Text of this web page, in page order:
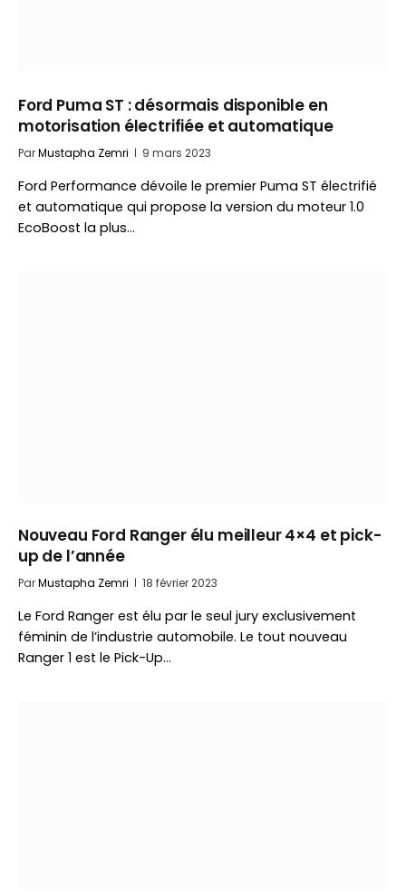
Ford Puma ST : désormais disponible en
motorisation électrifiée et automatique
ParMustapha Zemri 9 mars 2023
Ford Performance dévoile le premier Puma ST électrifié
et automatique qui propose la version du moteur 1.0
EcoBoost la plus…
Nouveau Ford Ranger élu meilleur 4×4 et pick-
up de l’année
ParMustapha Zemri 18 février 2023
Le Ford Ranger est élu par le seul jury exclusivement
féminin de l’industrie automobile. Le tout nouveau
Ranger 1 est le Pick-Up…